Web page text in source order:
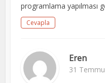
programlama yapılması
Cevapla
Eren
31